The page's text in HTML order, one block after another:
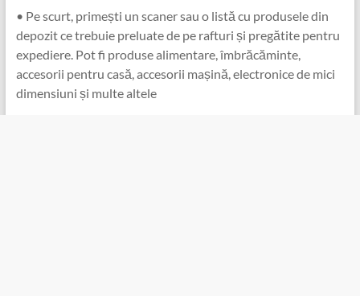
• Pe scurt, primești un scaner sau o listă cu produsele din
depozit ce trebuie preluate de pe rafturi și pregătite pentru
expediere. Pot fi produse alimentare, îmbrăcăminte,
accesorii pentru casă, accesorii mașină, electronice de mici
dimensiuni și multe altele